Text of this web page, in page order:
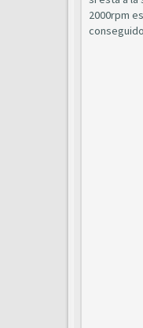
2000rpm